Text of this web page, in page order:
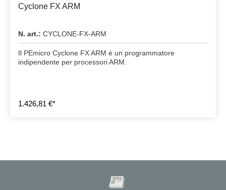
Cyclone FX ARM
N. art.: CYCLONE-FX-ARM
Il PEmicro Cyclone FX ARM è un programmatore
indipendente per processori ARM.
1.426,81 €*